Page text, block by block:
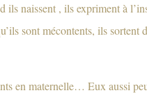
ils naissent , ils expriment à
sont mécontents, ils sortent
en maternelle… Eux aussi